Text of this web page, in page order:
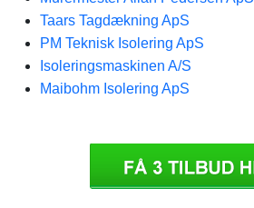
Taars Tagdækning ApS
PM Teknisk Isolering ApS
Isoleringsmaskinen A/S
Maibohm Isolering ApS